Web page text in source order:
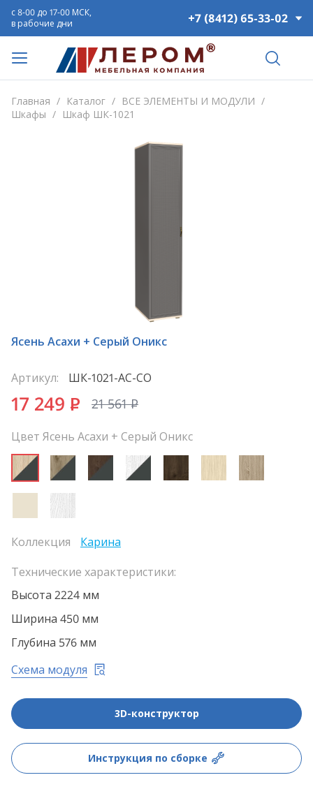
+7 (8412) 65-33-02
с 8-00 до 17-00 МСК,
в рабочие дни
Главная / Каталог / ВСЕ ЭЛЕМЕНТЫ И МОДУЛИ /
Шкафы / Шкаф ШК-1021
Ясень Асахи + Серый Оникс
Артикул: ШК-1021-АС-СО
17 249 P 21 561P
Цвет Ясень Асахи + Серый Оникс
Коллекция
Карина
Технические характеристики:
Высота 2224 мм
Ширина 450 мм
Глубина 576 мм
Схема модуля
3D-конструктор
Инструкция по сборке